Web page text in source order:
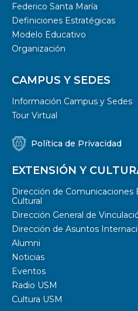
Federico Santa María
Definiciones Estratégicas
Modelo Educativo
Organización
CAMPUS Y SEDES
Información Campus y Sedes
Tour Virtual
Política de Privacidad
EXTENSIÓN Y
Dirección de Comunicaciones
Cultural
Dirección General de
Dirección de Asuntos
Alumni
Noticias
Eventos
Radio USM
Cultura USM